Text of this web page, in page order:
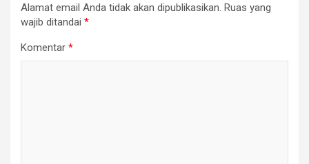
Alamat email Anda tidak akan dipublikasikan. Ruas yang
wajib ditandai *
Komentar *